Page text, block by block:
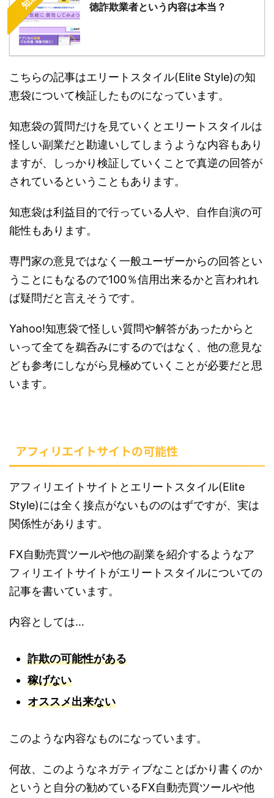
徳詐欺業者という内容は本当？
こちらの記事はエリートスタイル(Elite Style)の知
恵袋について検証したものになっています。
知恵袋の質問だけを見ていくとエリートスタイルは
怪しい副業だと勘違いしてしまうような内容もあり
ますが、しっかり検証していくことで真逆の回答が
されているということもあります。
知恵袋は利益目的で行っている人や、自作自演の可
能性もあります。
専門家の意見ではなく一般ユーザーからの回答とい
うことにもなるので100％信用出来るかと言われれ
ば疑問だと言えそうです。
Yahoo!知恵袋で怪しい質問や解答があったからと
いって全てを鵜呑みにするのではなく、他の意見な
ども参考にしながら見極めていくことが必要だと思
います。
アフィリエイトサイトの可能性
アフィリエイトサイトとエリートスタイル(Elite
Style)には全く接点がないもののはずですが、実は
関係性があります。
FX自動売買ツールや他の副業を紹介するようなア
フィリエイトサイトがエリートスタイルについての
記事を書いています。
内容としては…
詐欺の可能性がある
稼げない
オススメ出来ない
このような内容なものになっています。
何故、このようなネガティブなことばかり書くのか
というと自分の勧めているFX自動売買ツールや他